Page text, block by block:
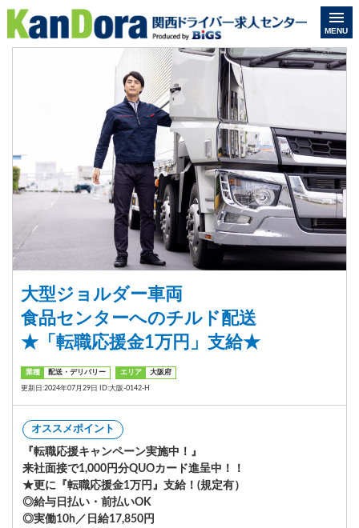
MENU
大型ジョルダー車両
食品センターへのチルド配送
★「転職応援金1万円」支給★
業種 配送・デリバリー エリア 大阪府
更新日:2024年07月29日 ID:大阪-0142-H
オススメポイント
『転職応援キャンペーン実施中！』
来社面接で1,000円分QUOカード進呈中！！
★更に『転職応援金1万円』支給！(規定有）
◎給与日払い・前払いOK
◎実働10h／日給17,850円